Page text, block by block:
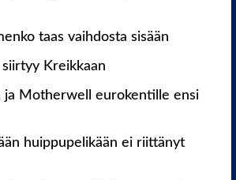
taas vaihdosta sisään
siirtyy Kreikkaan
ja Motherwell eurokentille ensi
huippupelikään ei riittänyt